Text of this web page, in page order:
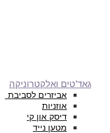
גאד’טים ואלקטרוניקה
אביזרים לסביבת
אוזניות
דיסק און קי
מטען נייד